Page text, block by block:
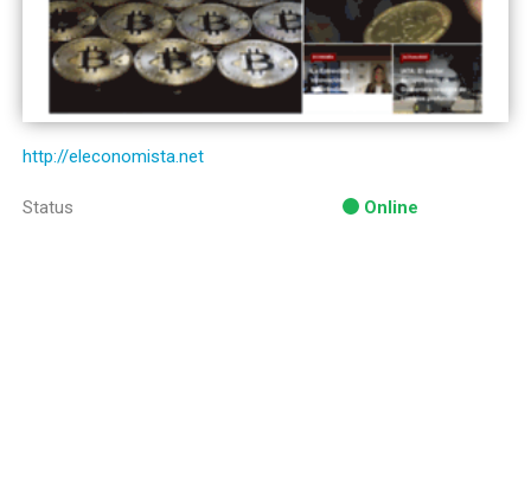
http://eleconomista.net
Status Online